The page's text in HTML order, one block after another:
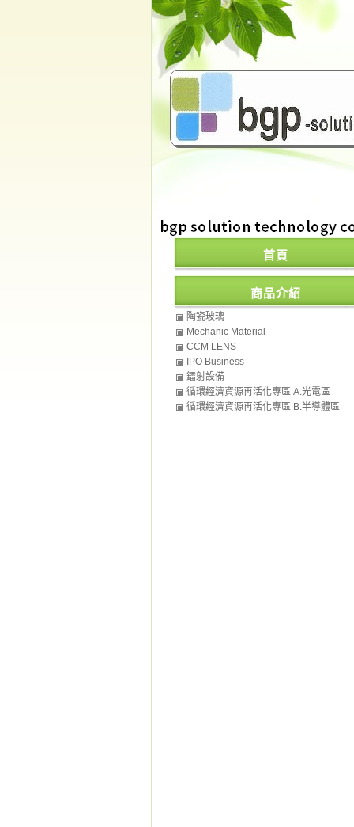
首頁
商品介紹
陶瓷玻璃
Mechanic Material
CCM LENS
IPO Business
鐳射設備
循環經濟資源再活化專區 A.光電區
(Photovoltaic Zone)
循環經濟資源再活化專區 B.半導體區